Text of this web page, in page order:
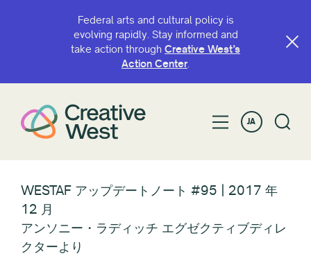
Federal arts and cultural policy is
evolving rapidly. Stay informed and
take action through Creative West’s
Action Center.
JA
WESTAF アップデートノート #95 | 2017 年
12 月
アンソニー・ラディッチ エグゼクティブディレ
クターより